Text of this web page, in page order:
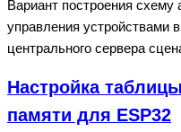
Вариант построения схему
управления устройствами
центрального сервера
Настройка
памяти для ESP32